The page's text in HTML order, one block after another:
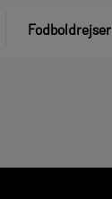
Fodboldrejser